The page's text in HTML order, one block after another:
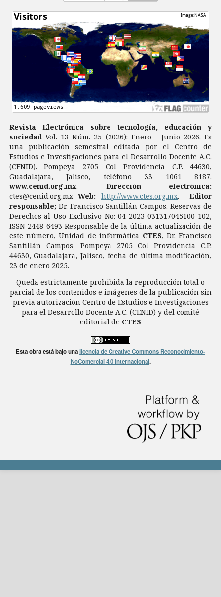
Revista Electrónica sobre tecnología, educación y
sociedad Vol. 13 Núm. 25 (2026): Enero - Junio 2026. Es
una publicación semestral editada por el Centro de
Estudios e Investigaciones para el Desarrollo Docente A.C.
(CENID). Pompeya 2705 Col Providencia C.P. 44630,
Guadalajara, Jalisco, teléfono 33 1061 8187.
www.cenid.org.mx. Dirección electrónica:
ctes@cenid.org.mxWeb: http://www.ctes.org.mx. Editor
responsable; Dr. Francisco Santillán Campos. Reservas de
Derechos al Uso Exclusivo No: 04-2023-031317045100-102,
ISSN 2448-6493 Responsable de la última actualización de
este número, Unidad de informática CTES, Dr. Francisco
Santillán Campos, Pompeya 2705 Col Providencia C.P.
44630, Guadalajara, Jalisco, fecha de última modificación,
23 de enero 2025.
Queda estrictamente prohibida la reproducción total o
parcial de los contenidos e imágenes de la publicación sin
previa autorización Centro de Estudios e Investigaciones
para el Desarrollo Docente A.C. (CENID) y del comité
editorial de CTES
Esta obra está bajo unalicencia de Creative Commons Reconocimiento-
NoComercial 4.0 Internacional.